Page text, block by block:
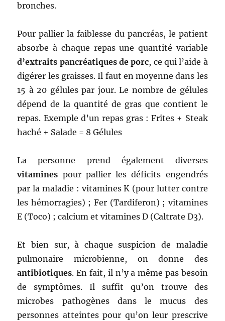
bronches.
Pour pallier la faiblesse du pancréas, le patient
absorbe à chaque repas une quantité variable
d’extraits pancréatiques de porc, ce qui l’aide à
digérer les graisses. Il faut en moyenne dans les
15 à 20 gélules par jour. Le nombre de gélules
dépend de la quantité de gras que contient le
repas. Exemple d’un repas gras : Frites + Steak
haché + Salade = 8 Gélules
La personne prend également diverses
vitamines pour pallier les déficits engendrés
par la maladie : vitamines K (pour lutter contre
les hémorragies) ; Fer (Tardiferon) ; vitamines
E (Toco) ; calcium et vitamines D (Caltrate D3).
Et bien sur, à chaque suspicion de maladie
pulmonaire microbienne, on donne des
antibiotiques. En fait, il n’y a même pas besoin
de symptômes. Il suffit qu’on trouve des
microbes pathogènes dans le mucus des
personnes atteintes pour qu’on leur prescrive